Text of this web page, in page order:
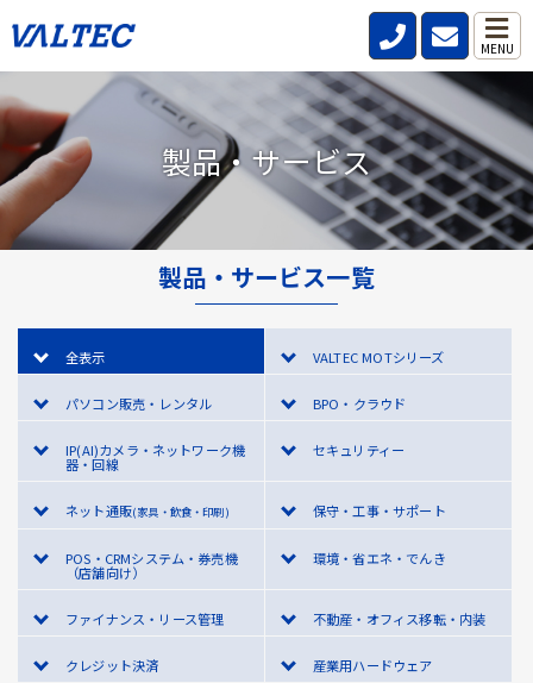
MENU
製品・サービス
製品・サービス一覧
全表示 VALTEC MOTシリーズ
パソコン販売・レンタル BPO・クラウド
IP(AI)カメラ・ネットワーク機
器・回線
セキュリティー
ネット通販(家具・飲食・印刷) 保守・工事・サポート
POS・CRMシステム・券売機
（店舗向け）
環境・省エネ・でんき
ファイナンス・リース管理 不動産・オフィス移転・内装
クレジット決済 産業用ハードウェア